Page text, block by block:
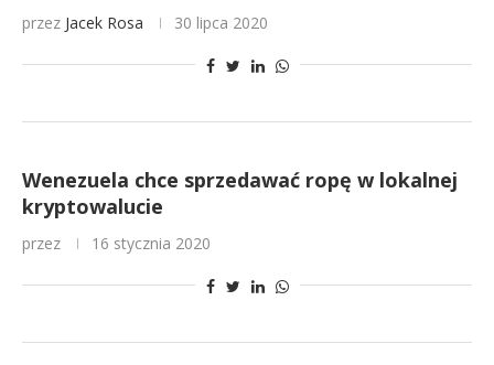
przez Jacek Rosa 30 lipca 2020
Wenezuela chce sprzedawać ropę w lokalnej
kryptowalucie
przez 16 stycznia 2020